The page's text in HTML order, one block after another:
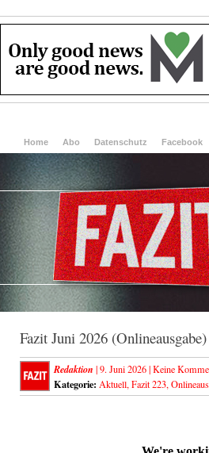
Home Abo Datenschutz Facebook
Fazit Juni 2026 (Onlineausgabe)
Redaktion | 9. Juni 2026 |Keine
Kategorie: Aktuell, Fazit 223,